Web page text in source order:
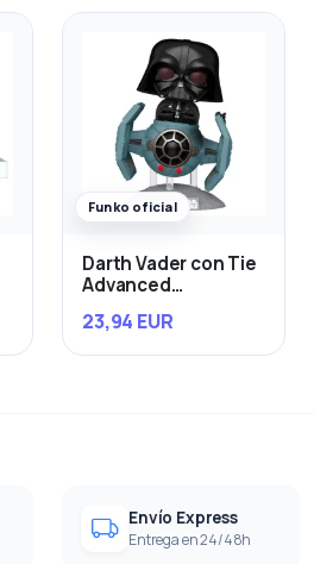
Funko oficial
Darth Vader con Tie
Advanced
23,94 EUR
Envío Express
Entrega en 24/48h